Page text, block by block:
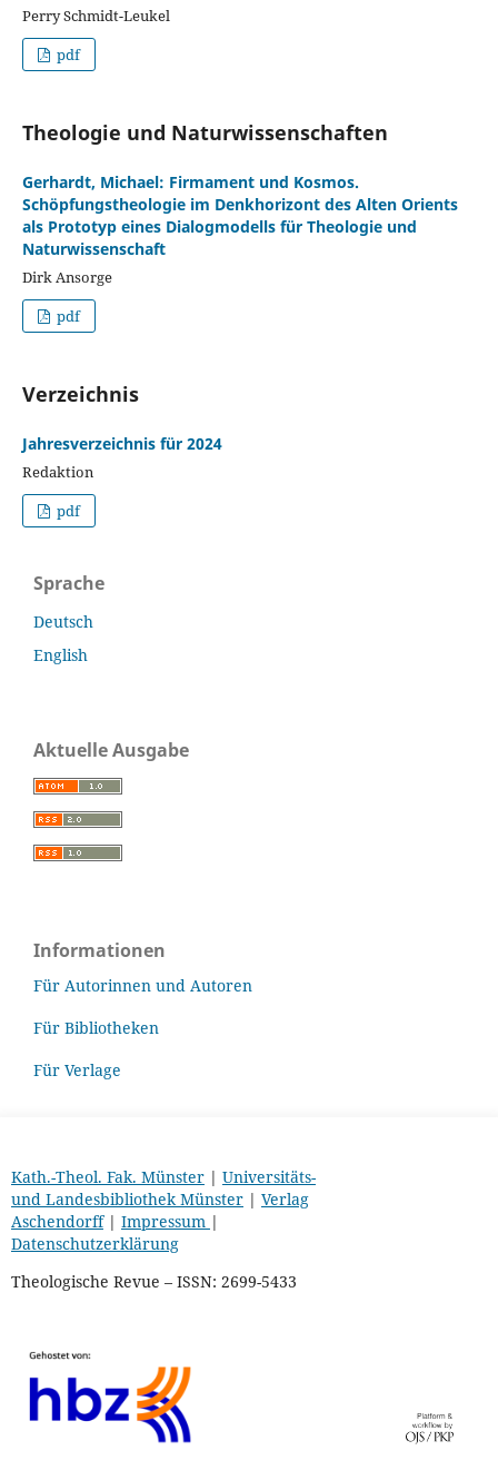
Perry Schmidt-Leukel
pdf
Theologie und Naturwissenschaften
Gerhardt, Michael: Firmament und Kosmos.
Schöpfungstheologie im Denkhorizont des Alten Orients
als Prototyp eines Dialogmodells für Theologie und
Naturwissenschaft
Dirk Ansorge
pdf
Verzeichnis
Jahresverzeichnis für 2024
Redaktion
pdf
Sprache
Deutsch
English
Aktuelle Ausgabe
Informationen
Für Autorinnen und Autoren
Für Bibliotheken
Für Verlage
Kath.-Theol. Fak. Münster| Universitäts-
und Landesbibliothek Münster| Verlag
Aschendorff| Impressum |
Datenschutzerklärung
Theologische Revue – ISSN: 2699-5433